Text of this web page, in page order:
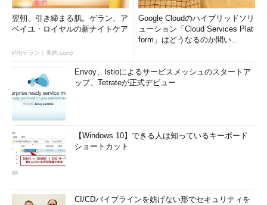
翌朝、引き締まる肌。ゲラン、ア
ベイユ・ロイヤルの新ナイトケア
PR(ゲラン｜美的.com)
Google Cloudのハイブリッドソリ
ューション「Cloud Services Plat
form」はどうなるのか聞い...
Envoy、Istioによるサービスメッシュのスタートア
ップ、Tetrateが正式デビュー
【Windows 10】できる人は知っているキーボード
ショートカット
CI/CDパイプラインを妨げない形でセキュリティを